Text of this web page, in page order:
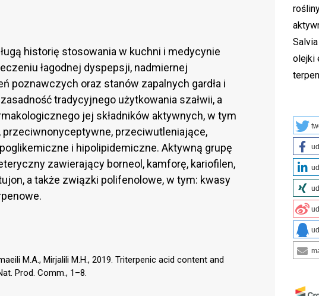
historię stosowania w kuchni i medycynie
łagodnej dyspepsji, nadmiernej
poznawczych oraz stanów zapalnych gardła i
tradycyjnego użytkowania szałwii, a
jej składników aktywnych, w tym
przeciwnonyceptywne, przeciwutleniające,
i hipolipidemiczne. Aktywną grupę
zawierający borneol, kamforę, kariofilen,
a także związki polifenolowe, w tym: kwasy
M.A., Mirjalili M.H., 2019. Triterpenic acid content and
Prod. Comm., 1–8.
olejki